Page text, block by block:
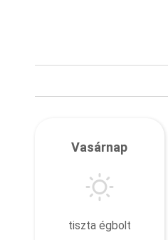
Vasárnap
tiszta égbolt